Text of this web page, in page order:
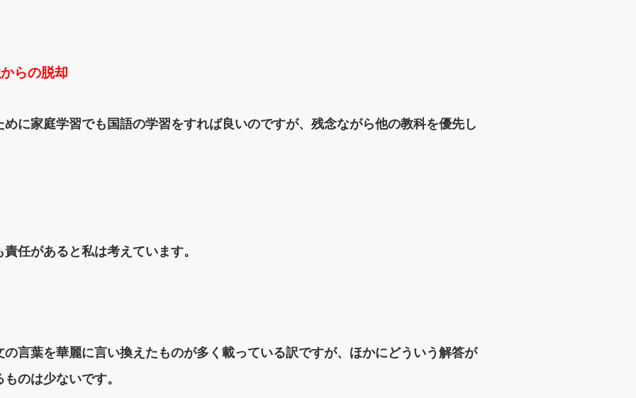
らの脱却
に家庭学習でも国語の学習をすれば良いのですが、 残念ながら他の教科を優先し
任があると私は考えています。
言葉を華麗に言い換えたものが多く 載っている訳ですが、ほかにどういう解答が
のは少ないです。